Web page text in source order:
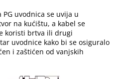
uvodnica se uvija u
na kućištu, a kabel se
koristi brtva ili drugi
uvodnice kako bi se osiguralo
i zaštićen od vanjskih